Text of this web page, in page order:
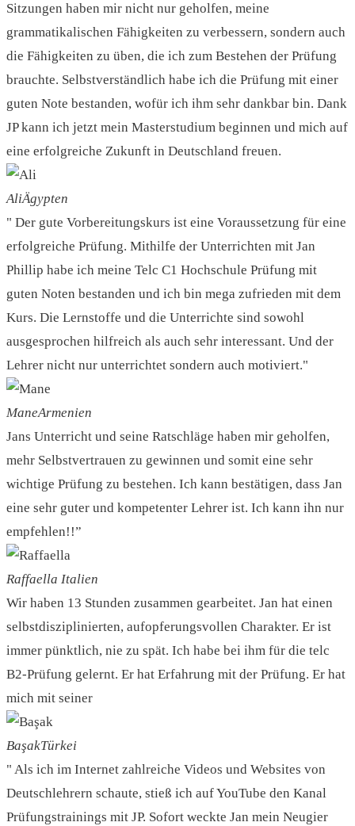
Sitzungen haben mir nicht nur geholfen, meine
grammatikalischen Fähigkeiten zu verbessern, sondern auch
die Fähigkeiten zu üben, die ich zum Bestehen der Prüfung
brauchte. Selbstverständlich habe ich die Prüfung mit einer
guten Note bestanden, wofür ich ihm sehr dankbar bin. Dank
JP kann ich jetzt mein Masterstudium beginnen und mich auf
eine erfolgreiche Zukunft in Deutschland freuen.
AliÄgypten
" Der gute Vorbereitungskurs ist eine Voraussetzung für eine
erfolgreiche Prüfung. Mithilfe der Unterrichten mit Jan
Phillip habe ich meine Telc C1 Hochschule Prüfung mit
guten Noten bestanden und ich bin mega zufrieden mit dem
Kurs. Die Lernstoffe und die Unterrichte sind sowohl
ausgesprochen hilfreich als auch sehr interessant. Und der
Lehrer nicht nur unterrichtet sondern auch motiviert."
ManeArmenien
Jans Unterricht und seine Ratschläge haben mir geholfen,
mehr Selbstvertrauen zu gewinnen und somit eine sehr
wichtige Prüfung zu bestehen. Ich kann bestätigen, dass Jan
eine sehr guter und kompetenter Lehrer ist. Ich kann ihn nur
empfehlen!!”
Raffaella Italien
Wir haben 13 Stunden zusammen gearbeitet. Jan hat einen
selbstdisziplinierten, aufopferungsvollen Charakter. Er ist
immer pünktlich, nie zu spät. Ich habe bei ihm für die telc
B2-Prüfung gelernt. Er hat Erfahrung mit der Prüfung. Er hat
mich mit seiner
BaşakTürkei
" Als ich im Internet zahlreiche Videos und Websites von
Deutschlehrern schaute, stieß ich auf YouTube den Kanal
Prüfungstrainings mit JP. Sofort weckte Jan mein Neugier